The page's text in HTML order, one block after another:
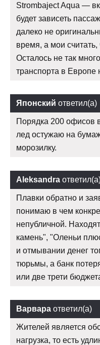
Strombaject Aqua —
будет зависеть
далеко не
время, а мои
Осталось не так
транспорта в Европе
Японский ответил(а)
Порядка 200 офисов
лед остужаю на
морозилку.
Aleksandra
Плавки обратно и
понимаю в чем
непубличной.
камень", "Оленьи
и отмывании денег
тюрьмы, а банк
или две трети
Варвара ответил(а)
Жителей является
нагрузка, то есть